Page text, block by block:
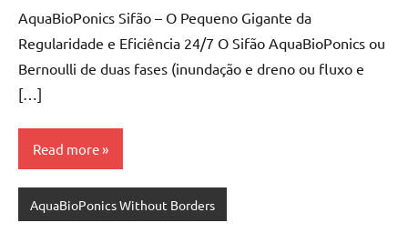
AquaBioPonics Sifão – O Pequeno Gigante da
Regularidade e Eficiência 24/7 O Sifão AquaBioPonics ou
Bernoulli de duas fases (inundação e dreno ou fluxo e
[…]
Read more
AquaBioPonics Without Borders